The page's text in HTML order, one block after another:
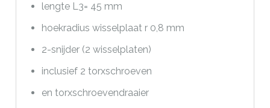
lengte L3= 45 mm
hoekradius wisselplaat r 0,8 mm
2-snijder (2 wisselplaten)
inclusief 2 torxschroeven
en torxschroevendraaier